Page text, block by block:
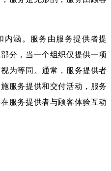
内涵。服务由服务提供者提
分，当一个组织仅提供一项
为等同。通常，服务提供者
服务提供和交付活动，服务
服务提供者与顾客体验互动